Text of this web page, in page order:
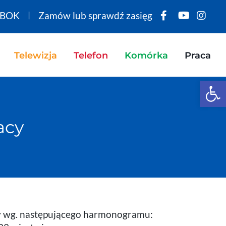
Zamów lub sprawdź zasięg
Telewizja Telefon Komórka Praca
następującego harmonogramu: